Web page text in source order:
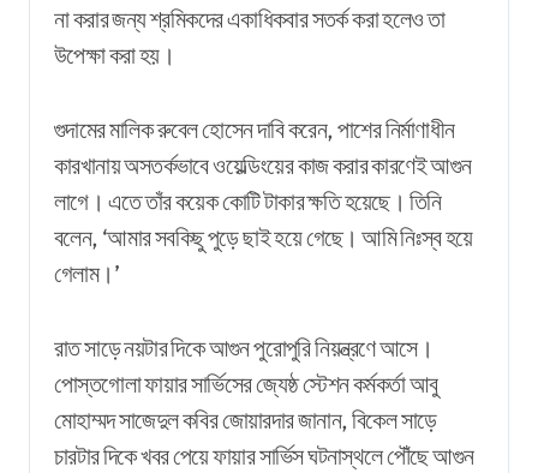
না করার জন্য শ্রমিকদের একাধিকবার সতর্ক করা হলেও তা
উপেক্ষা করা হয়।
গুদামের মালিক রুবেল হোসেন দাবি করেন, পাশের নির্মাণাধীন
কারখানায় অসতর্কভাবে ওয়েল্ডিংয়ের কাজ করার কারণেই আগুন
লাগে। এতে তাঁর কয়েক কোটি টাকার ক্ষতি হয়েছে। তিনি
বলেন, ‘আমার সবকিছু পুড়ে ছাই হয়ে গেছে। আমি নিঃস্ব হয়ে
গেলাম।’
রাত সাড়ে নয়টার দিকে আগুন পুরোপুরি নিয়ন্ত্রণে আসে।
পোস্তগোলা ফায়ার সার্ভিসের জ্যেষ্ঠ স্টেশন কর্মকর্তা আবু
মোহাম্মদ সাজেদুল কবির জোয়ারদার জানান, বিকেল সাড়ে
চারটার দিকে খবর পেয়ে ফায়ার সার্ভিস ঘটনাস্থলে পৌঁছে আগুন